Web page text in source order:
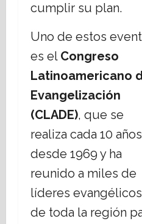
cumplir su plan.
Uno de estos
es el Congreso
Latinoamericano
Evangelización
(CLADE), que se
realiza cada 10 años
desde 1969 y ha
reunido a miles de
líderes evangélicos
de toda la región